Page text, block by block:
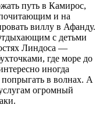
путь в Камирос,
и на
виллу в Афанду.
с детьми
Линдоса —
где море до
иногда
в волнах. А
огромный